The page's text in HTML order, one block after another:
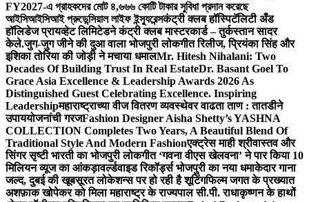
FY2027-এ গ্রাহকদের মোট ৪,৬৬৬ কোটি টাকার সুবিধা প্রদান করেছে
আইসিআইসিআই প্রুডেন্সিয়াল লাইফ ইন্স্যুরেন্সकंट्री क्लब हॉस्पिटॅलिटी अँड
हॉलिडेज प्रायव्हेट लिमिटेडने कंट्री क्लब मास्टरकार्ड – तुर्कस्तान सादर
केले.जुग-जुग जीने की दुआ वाला भोजपुरी लोकगीत रिलीज, प्रियंका सिंह और
इशिका तोरिया की जोड़ी ने मचाया धमालMr. Hitesh Nihalani: Two
Decades Of Building Trust In Real EstateDr. Basant Goel To
Grace Asia Excellence & Leadership Awards 2026 As
Distinguished Guest Celebrating Excellence. Inspiring
Leadershipमहाराष्ट्राच्या वीज वितरण व्यवस्थेवर वाढता ताण : तातडीने
उपाययोजनांची गरजFashion Designer Aisha Shetty’s YASHNA
COLLECTION Completes Two Years, A Beautiful Blend Of
Traditional Style And Modern Fashionएक्ट्रेस माही श्रीवास्तव और
सिंगर सृष्टी भारती का भोजपुरी लोकगीत ‘गवना वीएस खेलवना’ ने पार किया 10
मिलियन व्यूज का आंकड़ावर्ल्डवाइड रिकॉर्ड्स भोजपुरी का नया धमाकेदार गाना
जल्द, दुबई की खूबसूरत लोकेशन्स पर हो रही है शूटिंगफिल्म जगत के प्रख्यात
अशफ़ाक खोपेकर को मिला महाराष्ट्र के राज्यपाल सी.पी. राधाकृष्णन के हाथों